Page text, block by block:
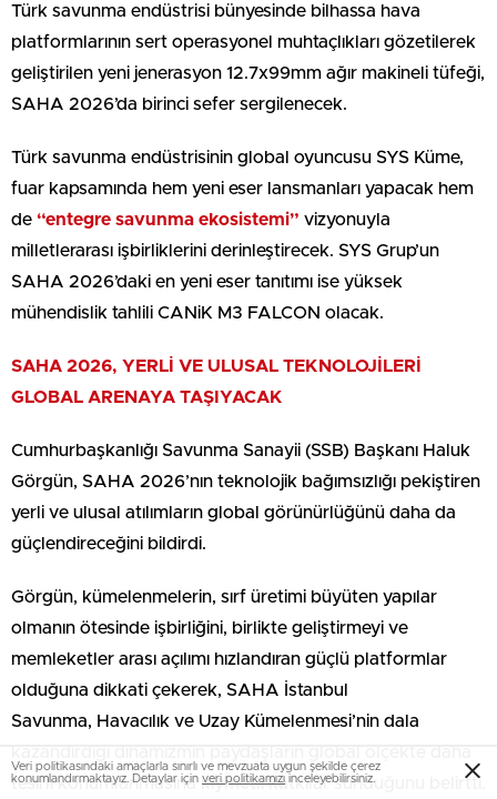
Türk savunma endüstrisi bünyesinde bilhassa hava
platformlarının sert operasyonel muhtaçlıkları gözetilerek
geliştirilen yeni jenerasyon 12.7x99mm ağır makineli tüfeği,
SAHA 2026’da birinci sefer sergilenecek.
Türk savunma endüstrisinin global oyuncusu SYS Küme,
fuar kapsamında hem yeni eser lansmanları yapacak hem
de “entegre savunma ekosistemi” vizyonuyla
milletlerarası işbirliklerini derinleştirecek. SYS Grup’un
SAHA 2026’daki en yeni eser tanıtımı ise yüksek
mühendislik tahlili CANiK M3 FALCON olacak.
SAHA 2026, YERLİ VE ULUSAL TEKNOLOJİLERİ
GLOBAL ARENAYA TAŞIYACAK
Cumhurbaşkanlığı Savunma Sanayii (SSB) Başkanı Haluk
Görgün, SAHA 2026’nın teknolojik bağımsızlığı pekiştiren
yerli ve ulusal atılımların global görünürlüğünü daha da
güçlendireceğini bildirdi.
Görgün, kümelenmelerin, sırf üretimi büyüten yapılar
olmanın ötesinde işbirliğini, birlikte geliştirmeyi ve
memleketler arası açılımı hızlandıran güçlü platformlar
olduğuna dikkati çekerek, SAHA İstanbul
Savunma, Havacılık ve Uzay Kümelenmesi’nin dala
tesirli konumlanmasına kıymetli katkılar sunduğunu belirtti.
Veri politikasındaki amaçlarla sınırlı ve mevzuata uygun şekilde çerez
konumlandırmaktayız. Detaylar için veri politikamızı inceleyebilirsiniz.